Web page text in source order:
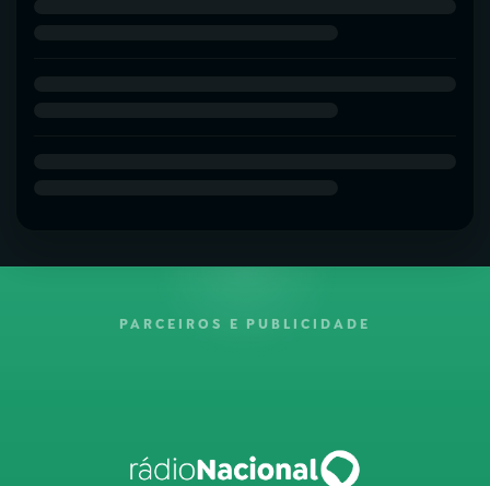
PARCEIROS E PUBLICIDADE